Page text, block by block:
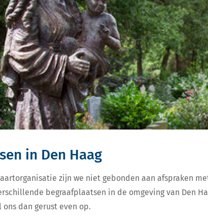
in Den Haag
zijn we niet gebonden aan afspraken
begraafplaatsen in de omgeving van Den
dan gerust even op.